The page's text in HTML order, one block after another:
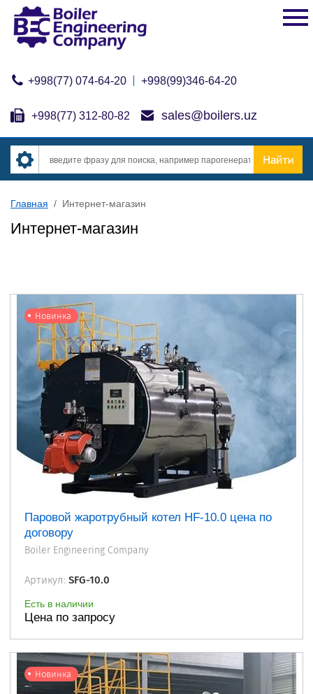
+998(77) 074-64-20 +998(99)346-64-20
+998(77) 312-80-82 sales@boilers.uz
Главная / Интернет-магазин
Интернет-магазин
Новинка
Паровой жаротрубный котел HF-10.0 цена по
договору
Boiler Engineering Company
Артикул: SFG-10.0
Есть в наличии
Цена по запросу
Новинка